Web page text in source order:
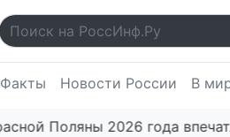
Факты Новости России В
Поляны 2026 года впечатляют